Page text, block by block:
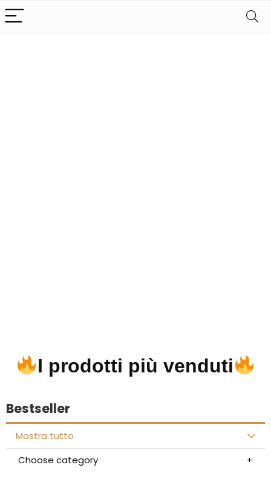
I prodotti più venduti
Bestseller
Mostra tutto
Choose category